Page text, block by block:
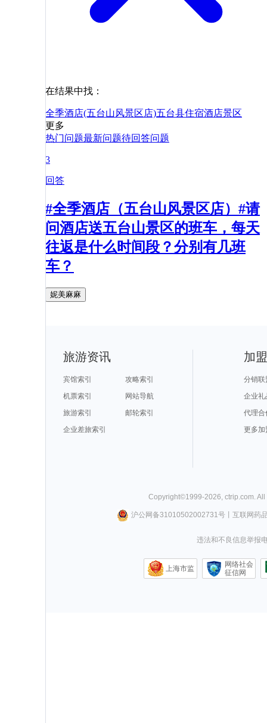
在结果中找：
全季酒店(五台山风景区店)五台县住宿酒店景区
更多
热门问题最新问题待回答问题
3
回答
#全季酒店（五台山风景区店）#请
问酒店送五台山景区的班车，每天
往返是什么时间段？分别有几班
车？
妮美麻麻
旅游资讯
宾馆索引
攻略索引
机票索引
网站导航
旅游索引
邮轮索引
企业差旅索引
加
分销联
企业礼
代理合
更多加
Copyright©1999-2026 ctrip.com .
沪公网备31010502002731号丨 互联网药
违法和不良信息举报
上海市监
网络社会
征信网